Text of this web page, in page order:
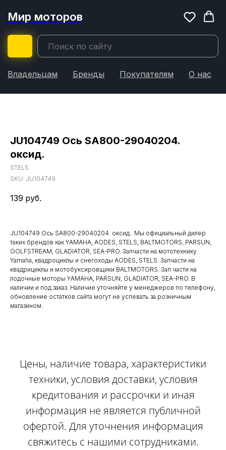
Мир моторов
Владельцам Бренды Покупателям О нас
JU104749 Ось SA800-29040204.
оксид.
STELS
SKU: JU104749
139 руб.
JU104749 Ось SA800-29040204. оксид.. Мы официальный дилер
таких брендов как YAMAHA, AODES, STELS, BALTMOTORS, PARSUN,
GOLFSTREAM, GLADIATOR, SEA-PRO. Запчасти на мототехнику
Yamaha, квадроциклы и снегоходы AODES, STELS. Запчасти на
квадрициклы и мотобуксировщики BALTMOTORS. Зап части на
лодочные моторы YAMAHA, PARSUN, GLADIATOR, SEA-PRO. В
наличии и под заказ. Наличие уточняйте у менеджеров по телефону,
обновление остатков сайта могут не успевать за розничным
магазином.
Цены, наличие товара, характеристики
техники, условия доставки, условия
кредитования и рассрочки и иная
информация не является публичной
офертой. Для уточнения информация
свяжитесь с нашими сотрудниками.